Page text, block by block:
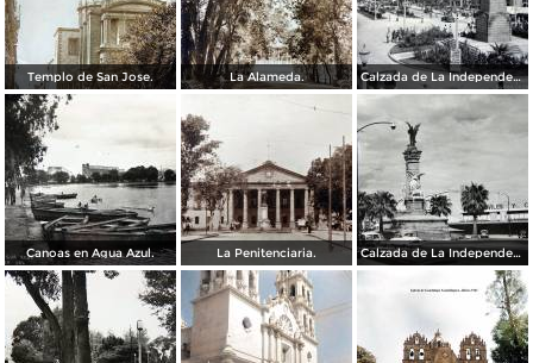
Templo de San Jose. La Alameda. Calzada de La Independencia y Mto. a Juarez Guadalajara, Jalisco. ( Circulada el 5 de Septiembre de 1929 ).
Canoas en Agua Azul. La Penitenciaria. Calzada de La Independencia Guadalajara, Jalisco.